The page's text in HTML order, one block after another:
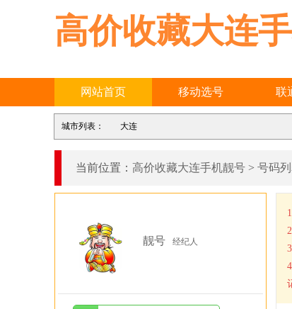
高价收藏大连
网站首页 移动选号 联
城市列表： 大连
当前位置： 高价收藏大连手机靓号 > 号码
靓号 经纪人